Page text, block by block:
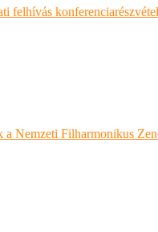
felhívás
a Nemzeti Filharmonikus